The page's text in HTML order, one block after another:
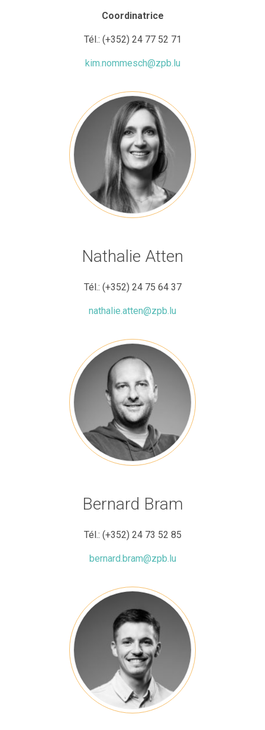
Coordinatrice
Tél.: (+352) 24 77 52 71
kim.nommesch@zpb.lu
Nathalie Atten
Tél.: (+352) 24 75 64 37
nathalie.atten@zpb.lu
Bernard Bram
Tél.: (+352) 24 73 52 85
bernard.bram@zpb.lu